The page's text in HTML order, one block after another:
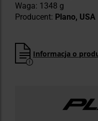
Waga: 1348 g
Producent: Plano, USA
Informacja o